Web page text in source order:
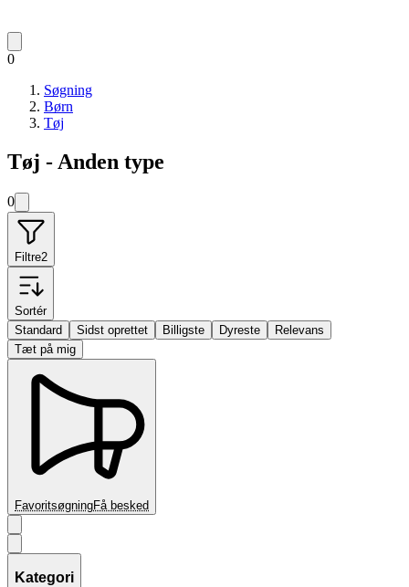
0
Søgning
Børn
Tøj
Tøj - Anden type
0
Filtre2
Sortér
Standard
Sidst oprettet Billigste Dyreste
Relevans
Tæt på mig
FavoritsøgningFå besked
Kategori